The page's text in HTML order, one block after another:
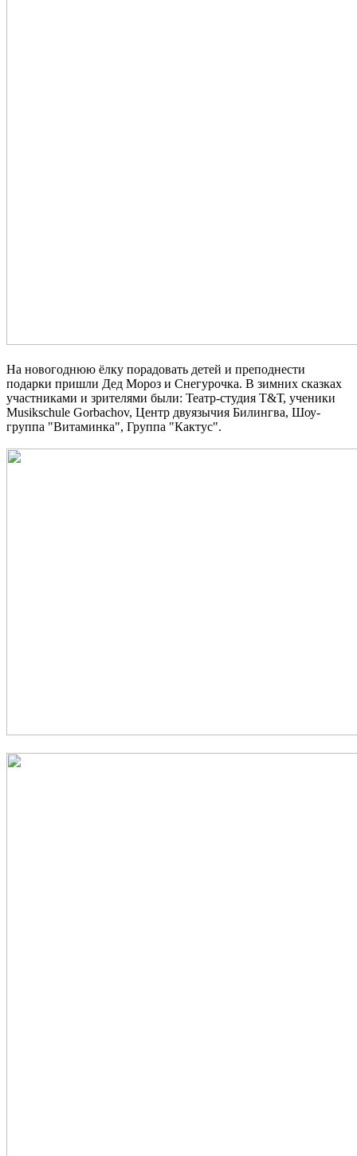
На новогоднюю ёлку порадовать детей и преподнести
подарки пришли Дед Мороз и Снегурочка. В зимних сказках
участниками и зрителями были: Театр-студия Т&Т, ученики
Musikschule Gorbachov, Центр двуязычия Билингва, Шоу-
группа "Витаминка", Группа "Кактус".